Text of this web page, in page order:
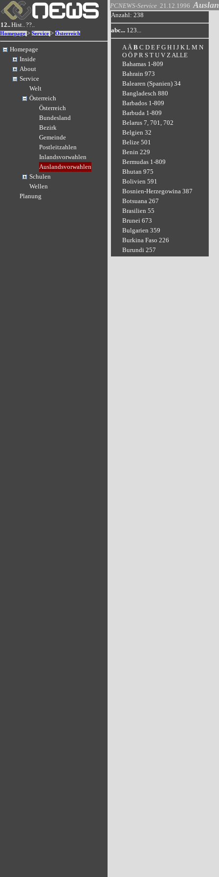
12..Hist..??..
Homepage > Service > Österreich
Homepage
Inside
About
Service
Welt
Österreich
Österreich
Bundesland
Bezirk
Gemeinde
Postleitzahlen
Inlandsvorwahlen
Auslandsvorwahlen
Schulen
Wellen
Planung
PCNEWS-Service 21.12.1996
Anzahl: 238
abc... 123...
A Ä B C D E F G H I J K L M N
O Ö P R S T U V Z ALLE
Bahamas 1-809
Bahrain 973
Balearen (Spanien) 34
Bangladesch 880
Barbados 1-809
Barbuda 1-809
Belarus 7, 701, 702
Belgien 32
Belize 501
Benin 229
Bermudas 1-809
Bhutan 975
Bolivien 591
Bosnien-Herzegowina 387
Botsuana 267
Brasilien 55
Brunei 673
Bulgarien 359
Burkina Faso 226
Burundi 257